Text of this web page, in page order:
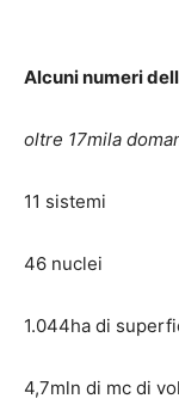
Alcuni numeri
oltre 17mila
11 sistemi
46 nuclei
1.044ha di
4,7mln di mc di